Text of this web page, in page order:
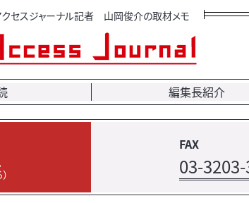
クセスジャーナル記者 山岡俊介の取材メモ
編集長紹介
FAX
03-